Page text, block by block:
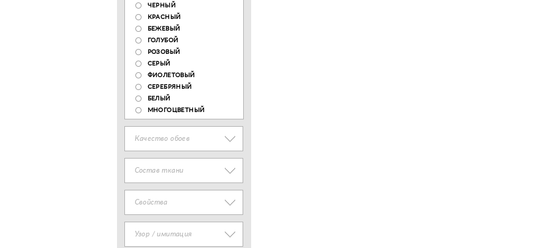
ЧЕРНЫЙ
КРАСНЫЙ
БЕЖЕВЫЙ
ГОЛУБОЙ
РОЗОВЫЙ
СЕРЫЙ
ФИОЛЕТОВЫЙ
СЕРЕБРЯНЫЙ
БЕЛЫЙ
МНОГОЦВЕТНЫЙ
Качество обоев
Состав ткани
Свойства
Узор / имитация